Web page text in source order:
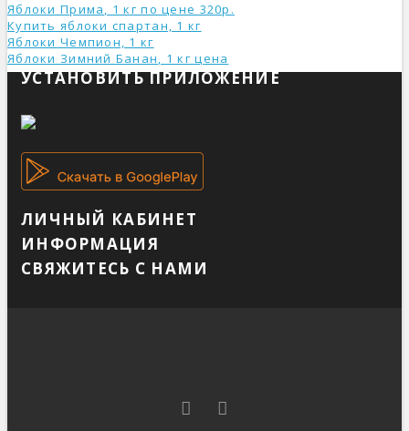
Яблоки Прима, 1 кг по цене 320р.
Купить яблоки спартан, 1 кг
Яблоки Чемпион, 1 кг
Яблоки Зимний Банан, 1 кг ценa
УСТАНОВИТЬ ПРИЛОЖЕНИЕ
ЛИЧНЫЙ КАБИНЕТ
ИНФОРМАЦИЯ
СВЯЖИТЕСЬ С НАМИ